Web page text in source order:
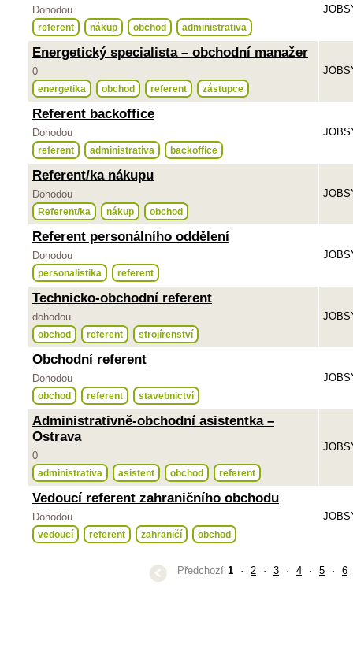
Dohodou
referent nákup obchod administrativa
Energetický specialista – obchodní manažer
0
energetika obchod referent zástupce
Referent backoffice
Dohodou
referent administrativa backoffice
Referent/ka nákupu
Dohodou
Referent/ka nákup obchod
Referent personálního oddělení
Dohodou
personalistika referent
Technicko-obchodní referent
dohodou
obchod referent strojírenství
Obchodní referent
Dohodou
obchod referent stavebnictví
Administrativně-obchodní asistentka –
Ostrava
0
administrativa asistent obchod referent
Vedoucí referent zahraničního obchodu
Dohodou
vedoucí referent zahraničí obchod
Předchozí 1 · 2 · 3 · 4 · 5 · 6